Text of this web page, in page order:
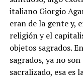
italiano Giorgio
eran de la gente y,
religión y el
objetos sagrados.
sagrados, ya no
sacralizado, esa es